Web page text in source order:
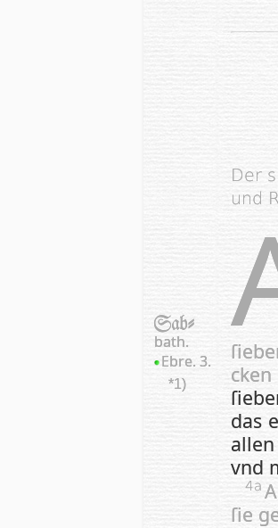
Der
und
Sab-
bath.
Ebre. 3.
*1)
das
vnd
4a
ſie